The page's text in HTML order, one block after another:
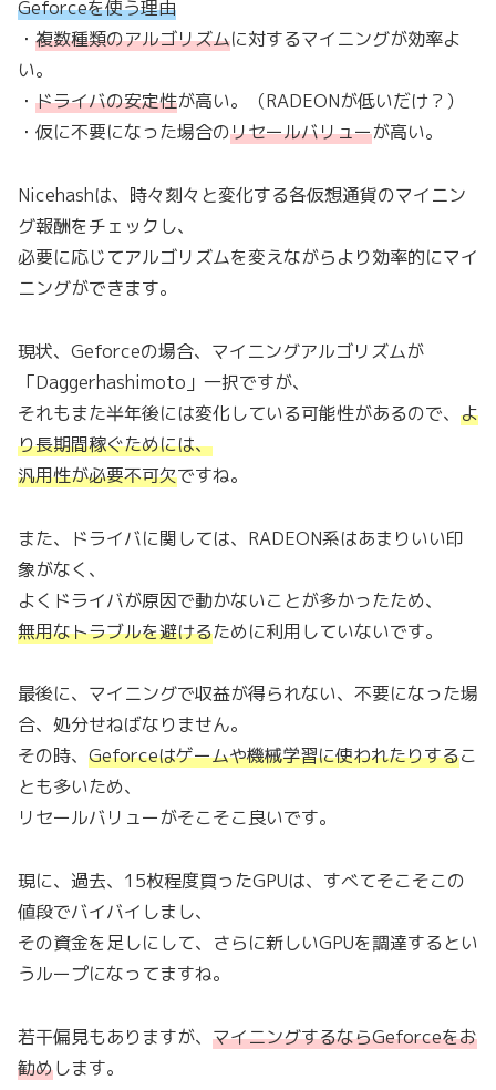
Geforceを使う理由
・ 複数種類のアルゴリズムに対するマイニングが効率よ
い。
・ ドライバの安定性が高い。（RADEONが低いだけ？）
・仮に不要になった場合のリセールバリューが高い。
Nicehashは、時々刻々と変化する各仮想通貨のマイニン
グ報酬をチェックし、
必要に応じてアルゴリズムを変えながらより効率的にマイ
ニングができます。
現状、Geforceの場合、マイニングアルゴリズムが
「Daggerhashimoto」一択ですが、
それもまた半年後には変化している可能性があるので、 よ
り長期間稼ぐためには、
汎用性が必要不可欠ですね。
また、ドライバに関しては、RADEON系はあまりいい印
象がなく、
よくドライバが原因で動かないことが多かったため、
無用なトラブルを避けるために利用していないです。
最後に、マイニングで収益が得られない、不要になった場
合、処分せねばなりません。
その時、 Geforceはゲームや機械学習に使われたりするこ
とも多いため、
リセールバリューがそこそこ良いです。
現に、過去、15枚程度買ったGPUは、すべてそこそこの
値段でバイバイしまし、
その資金を足しにして、さらに新しいGPUを調達するとい
うループになってますね。
若干偏見もありますが、 マイニングするならGeforceをお
勧めします。